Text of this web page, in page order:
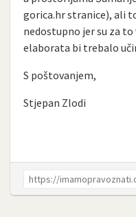
gorica.hr stranice), ali
nedostupno jer su za
elaborata bi trebalo
S poštovanjem,
Stjepan Zlodi